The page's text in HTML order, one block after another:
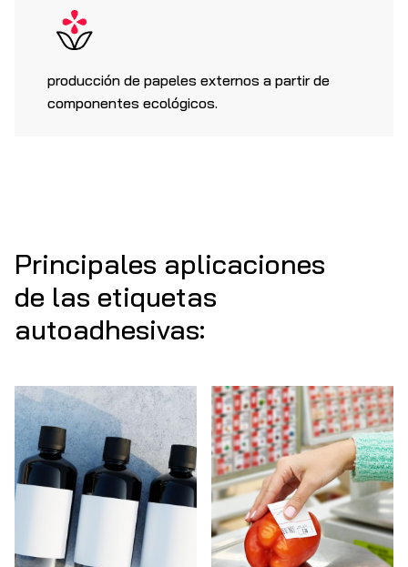
producción de papeles externos a partir de
componentes ecológicos.
Principales aplicaciones
de las etiquetas
autoadhesivas: